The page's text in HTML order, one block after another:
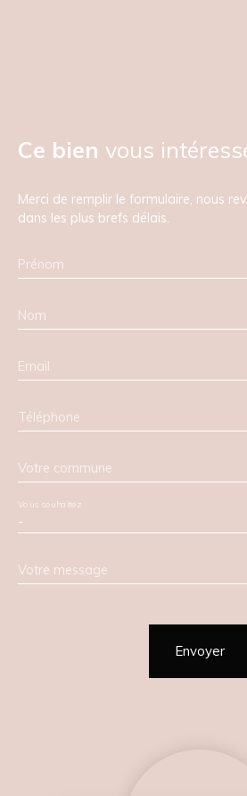
Ce bien vous
Merci de remplir le formulaire, nous
dans les plus brefs délais.
Prénom
Nom
Email
Téléphone
Votre commune
-
Vous souhaitez
Votre message
Envoyer